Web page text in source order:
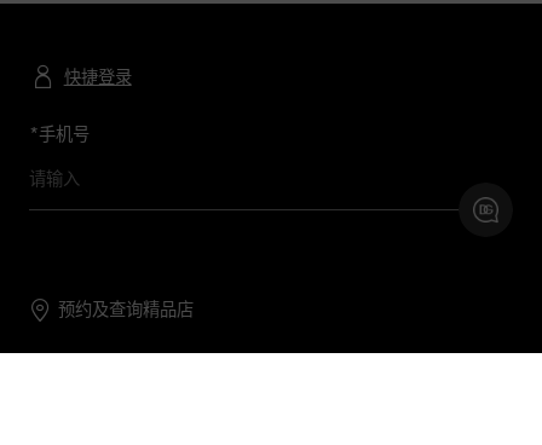
快捷登录
*手机号
预约及查询精品店